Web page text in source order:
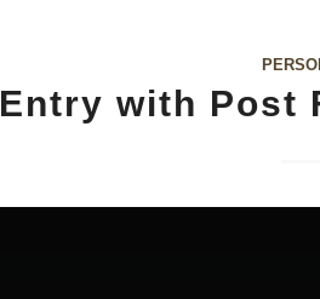
Entry with Post